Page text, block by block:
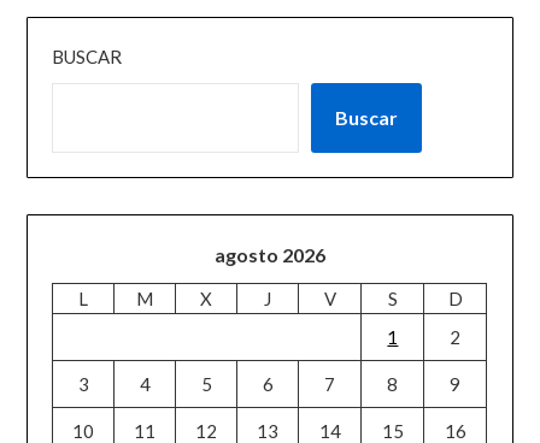
BUSCAR
Buscar
agosto 2026
L M X J V S
D
1
2
3 4 5 6 7 8 9
10 11 12 13 14 15 16